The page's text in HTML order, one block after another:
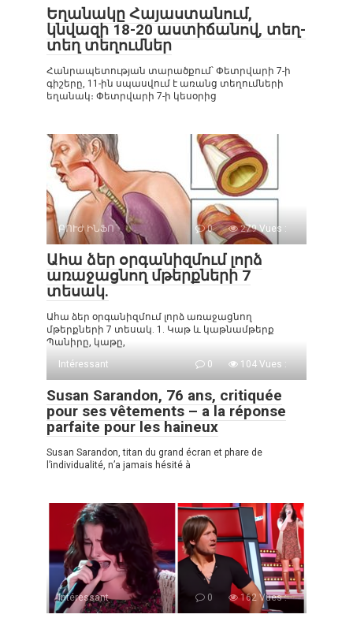
Եղանակը Հայաստանում,
կնվազի 18-20 աստիճանով, տեղ-
տեղ տեղումներ
Հանրապետության տարածքում՝ Փետրվարի 7-ի
գիշերը, 11-ին սպասվում է առանց տեղումների
եղանակ։ Փետրվարի 7-ի կեսօրից
ԲՈՒԺ ԻՆՖՈ 0 279 Vues :
Ահա ձեր օրգանիզմում լորձ
առաջացնող մթերքների 7
տեսակ.
Ահա ձեր օրգանիզմում լորձ առաջացնող
մթերքների 7 տեսակ. 1. Կաթ և կաթնամթերք
Պանիրը, կաթը,
Intéressant
0 104 Vues :
Susan Sarandon, 76 ans, critiquée
pour ses vêtements – a la réponse
parfaite pour les haineux
Susan Sarandon, titan du grand écran et phare de
l’individualité, n’a jamais hésité à
Intéressant 0 162 Vues :